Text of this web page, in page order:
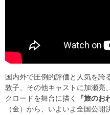
国内外で圧倒的評価と人気を誇
敦子、その他キャストに加瀬亮
クロードを舞台に描く
『旅のお
（金）から、いよいよ全国公